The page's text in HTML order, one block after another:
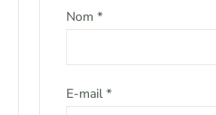
Nom *
E-mail *